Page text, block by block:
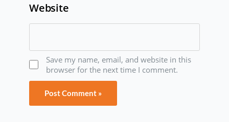
Website
Save my name, email, and website in this
browser for the next time I comment.